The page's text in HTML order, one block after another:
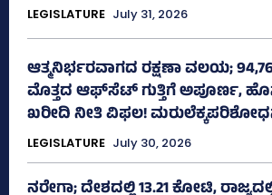
LEGISLATURE July 31, 2026
ಆತ್ಮನಿರ್ಭರವಾಗದ ರಕ್ಷಣಾ ವಲಯ;
ಮೊತ್ತದ ಆಫ್‌ಸೆಟ್ ಗುತ್ತಿಗೆ ಅಪೂರ್ಣ,
ಖರೀದಿ ನೀತಿ ವಿಫಲ!
LEGISLATURE July 30, 2026
ನರೇಗಾ; ದೇಶದಲ್ಲಿ 13.21 ಕೋಟಿ,